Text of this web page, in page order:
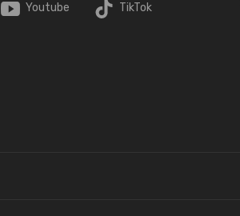
Youtube TikTok